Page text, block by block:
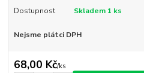
Dostupnost Skladem 1 ks
Nejsme plátci DPH
68,00 Kč/ks